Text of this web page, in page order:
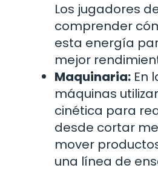
Los jugadores
comprender
esta energía
mejor
Maquinaria: En
máquinas
cinética para
desde cortar
mover
una línea de